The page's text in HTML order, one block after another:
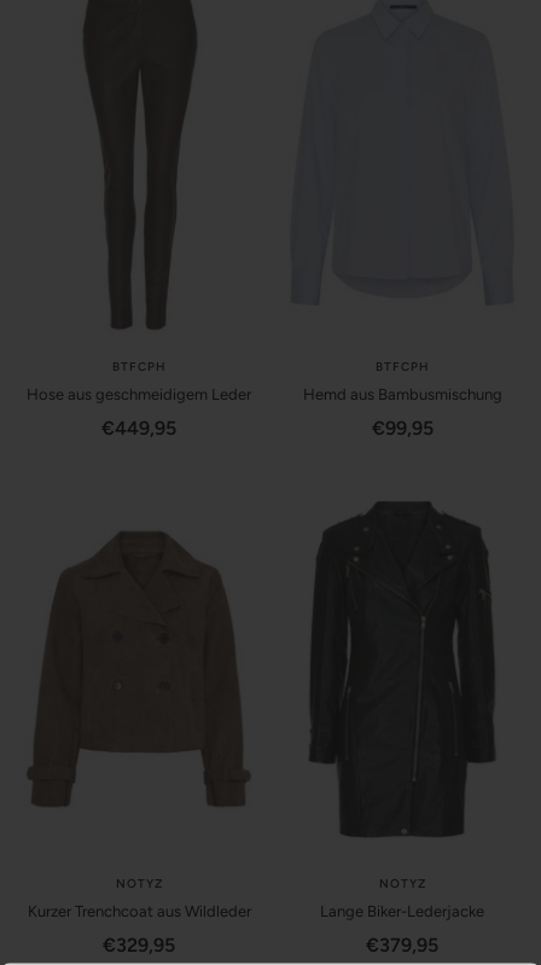
BTFCPH
Hose aus geschmeidigem Leder
Angebotspreis
€449,95
BTFCPH
Hemd aus Bambusmischung
Angebotspreis
€99,95
NOTYZ
Kurzer Trenchcoat aus Wildleder
Angebotspreis
€329,95
NOTYZ
Lange Biker-Lederjacke
Angebotspreis
€379,95